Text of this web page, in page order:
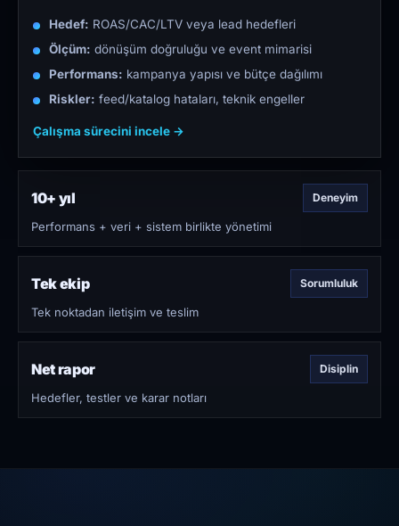
Hedef: ROAS/CAC/LTV veya lead hedefleri
Ölçüm: dönüşüm doğruluğu ve event mimarisi
Performans: kampanya yapısı ve bütçe dağılımı
Riskler: feed/katalog hataları, teknik engeller
Çalışma sürecini incele →
10+ yıl Deneyim
Performans + veri + sistem birlikte yönetimi
Tek ekip Sorumluluk
Tek noktadan iletişim ve teslim
Net rapor Disiplin
Hedefler, testler ve karar notları